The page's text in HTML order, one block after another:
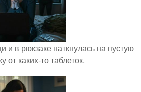
и в рюкзаке наткнулась на пустую
от каких-то таблеток.